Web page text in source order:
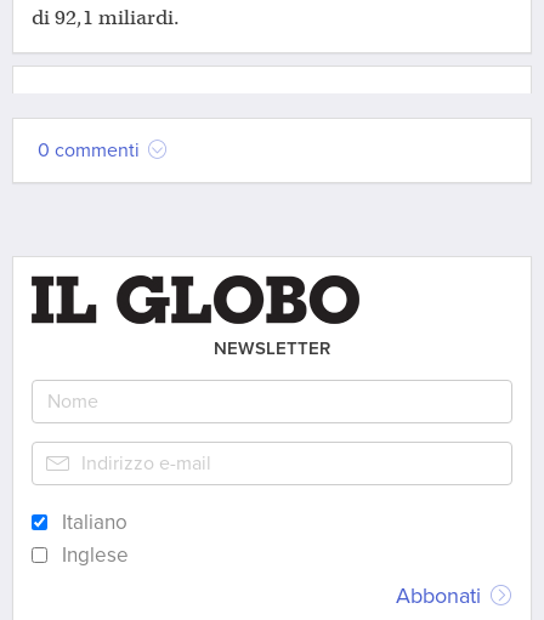
di 92,1 miliardi.
0 commenti
NEWSLETTER
Italiano
Inglese
Abbonati